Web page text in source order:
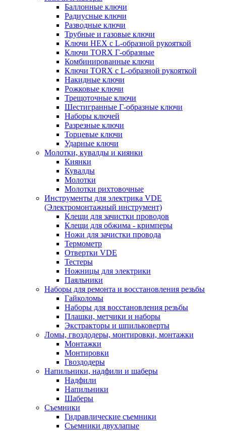
Баллонные ключи
Радиусные ключи
Разводные ключи
Трубные и газовые ключи
Ключи HEX с L-образной рукояткой
Ключи TORX Г-образные
Комбинированные ключи
Ключи TORX с L-образной рукояткой
Накидные ключи
Рожковые ключи
Трещоточные ключи
Шестигранные Г-образные ключи
Наборы ключей
Разрезные ключи
Торцевые ключи
Ударные ключи
Молотки, кувалды и киянки
Киянки
Кувалды
Молотки
Молотки рихтовочные
Инструменты для электрика VDE
(Электромонтажный инструмент)
Клещи для зачистки проводов
Клещи для обжима - кримперы
Ножи для зачистки провода
Термометр
Отвертки VDE
Тестеры
Ножницы для электрики
Паяльники
Наборы для ремонта и восстановления резьбы
Гайколомы
Наборы для восстановления резьбы
Плашки, метчики и наборы
Экстракторы и шпильковерты
Ломы, гвоздодеры, монтировки, монтажки
Монтажки
Монтировки
Гвоздодеры
Напильники, надфили и шаберы
Надфили
Напильники
Шаберы
Съемники
Гидравлические съемники
Съемники двухлапые